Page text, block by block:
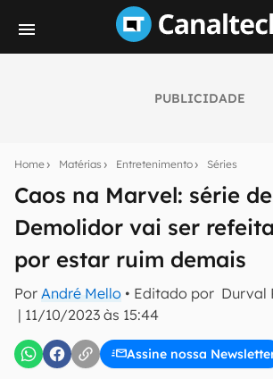
PUBLICIDADE
Home Matérias Entretenimento Séries
Caos na Marvel: série de
Demolidor vai ser
por estar ruim demais
Por André Mello • Editado por Durval
| 11/10/2023 às 15:44
Assine nossa
notícias e reviews sobre tecnologia
E-mail
inscreva-se
Confirmo que li, aceito e concordo com
Uso e Política de Privacidade do